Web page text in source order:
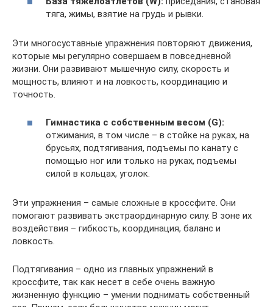
тяга, жимы, взятие на грудь и рывки.
Эти многосуставные упражнения повторяют движения,
которые мы регулярно совершаем в повседневной
жизни. Они развивают мышечную силу, скорость и
мощность, влияют и на ловкость, координацию и
точность.
Гимнастика с собственным весом (G):
отжимания, в том числе – в стойке на руках, на
брусьях, подтягивания, подъемы по канату с
помощью ног или только на руках, подъемы
силой в кольцах, уголок.
Эти упражнения – самые сложные в кроссфите. Они
помогают развивать экстраординарную силу. В зоне их
воздействия – гибкость, координация, баланс и
ловкость.
Подтягивания – одно из главных упражнений в
кроссфите, так как несет в себе очень важную
жизненную функцию – умении поднимать собственный